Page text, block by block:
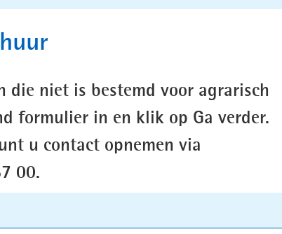
die niet is bestemd voor agrarisch
formulier in en klik op Ga verder.
u contact opnemen via
00.